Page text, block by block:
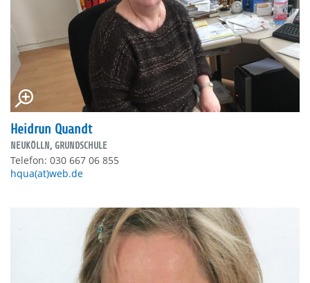
Heidrun Quandt
NEUKÖLLN, GRUNDSCHULE
Telefon: 030 667 06 855
hqua(at)web.de